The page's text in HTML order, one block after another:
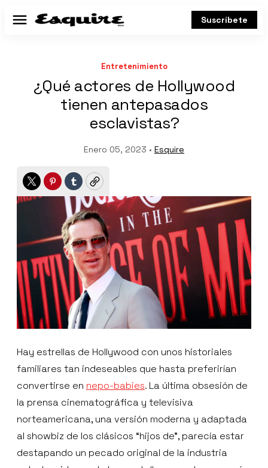
Menú Suscríbete
Entretenimiento
¿Qué actores de Hollywood
tienen antepasados
esclavistas?
Enero 05, 2023 • Esquire
TwitterPinterest
TumblrCopy
Hay estrellas de Hollywood con unos historiales
familiares tan indeseables que hasta preferirían
convertirse en nepo-babies. La última obsesión de
la prensa cinematográfica y televisiva
norteamericana, una versión moderna y adaptada
al showbiz de los clásicos “hijos de”, parecía estar
destapando un pecado original de la industria